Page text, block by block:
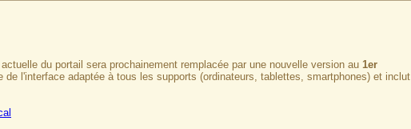
du portail sera prochainement remplacée par une nouvelle version au 1er
de l'interface adaptée à tous les supports (ordinateurs, tablettes, smartphones) et inclut